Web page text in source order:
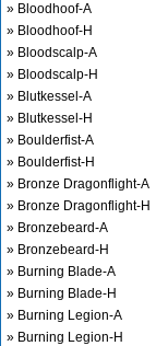
» Bloodhoof-A
» Bloodhoof-H
» Bloodscalp-A
» Bloodscalp-H
» Blutkessel-A
» Blutkessel-H
» Boulderfist-A
» Boulderfist-H
» Bronze Dragonflight-A
» Bronze Dragonflight-H
» Bronzebeard-A
» Bronzebeard-H
» Burning Blade-A
» Burning Blade-H
» Burning Legion-A
» Burning Legion-H